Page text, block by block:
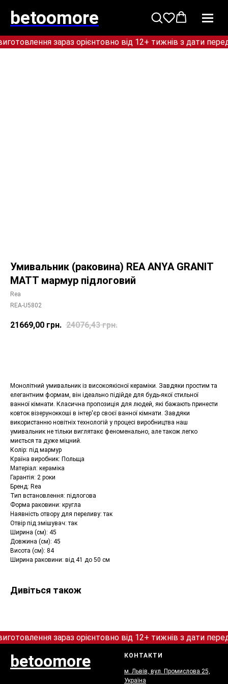
betoomore
зараз орієнтовно від 12+ тижнів з дати
Умивальник (раковина) REA ANYA GRANIT
MATT мармур підлоговий
Rea
REA-U5802
21669,00 грн. 24076,43 грн.
Монолітний умивальник із високоякісної кераміки. Завдяки простим та
елегантним формам, він ідеально підійде для будь-якої стильної
ванної кімнати. Класична пропозиція для людей, які бажають принести
ковток візеруноккоші в інтер'єр своєї ванної кімнати. Завдяки
використанню новітніх технологій у процесі виробництва наш
умивальник не тільки виглятакє феноменально, але також легко
миється та дуже міцний.
Колір: під мармур
Країна виробник: Польща
Матеріал: кераміка
Гарантія: 2 роки
Бренд: Rea
Тип встановлення: підлогова
Форма раковини: кругла
Наявність отвору для переливу: так
Отвір під змішувач: так
Ширина (см): 45
Довжина (см): 45
Висота (см): 84
Ширина раковини: від 41 до 50 см
Дивіться також
зараз орієнтовно від 12+ тижнів з дати
betoomore КОНТАКТИ
м. Львів, вул. Промислова 25,
Україна